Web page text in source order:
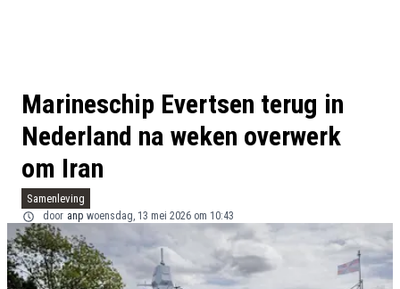
Marineschip Evertsen terug in
Nederland na weken overwerk
om Iran
Samenleving
door anp woensdag, 13 mei 2026 om 10:43